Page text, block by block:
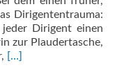
Dirigententrauma:
Dirigent einen
zur Plaudertasche,
Read
[…]